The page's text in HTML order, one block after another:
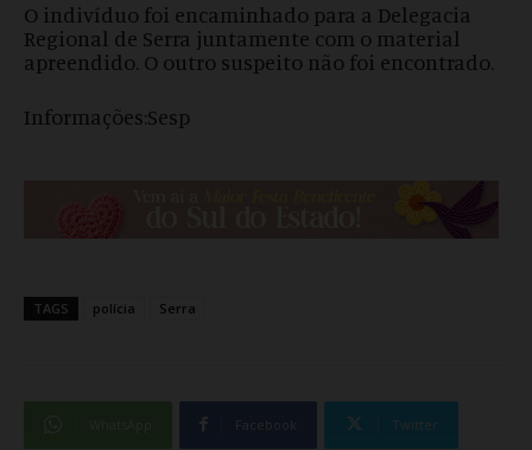
O indivíduo foi encaminhado para a Delegacia
Regional de Serra juntamente com o material
apreendido. O outro suspeito não foi encontrado.
Informações:Sesp
TAGS polícia Serra
Facebook Twitter